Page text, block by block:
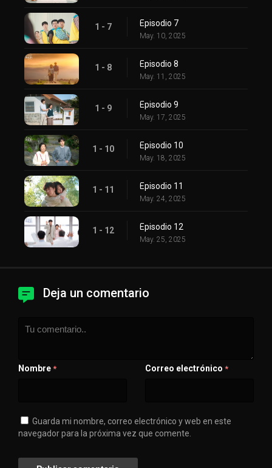
1 - 7 Episodio 7
May. 10, 2025
1 - 8 Episodio 8
May. 11, 2025
1 - 9 Episodio 9
May. 17, 2025
1 - 10 Episodio 10
May. 18, 2025
1 - 11 Episodio 11
May. 24, 2025
1 - 12 Episodio 12
May. 25, 2025
Deja un comentario
Nombre * Correo electrónico *
Guarda mi nombre, correo electrónico y web en este
navegador para la próxima vez que comente.